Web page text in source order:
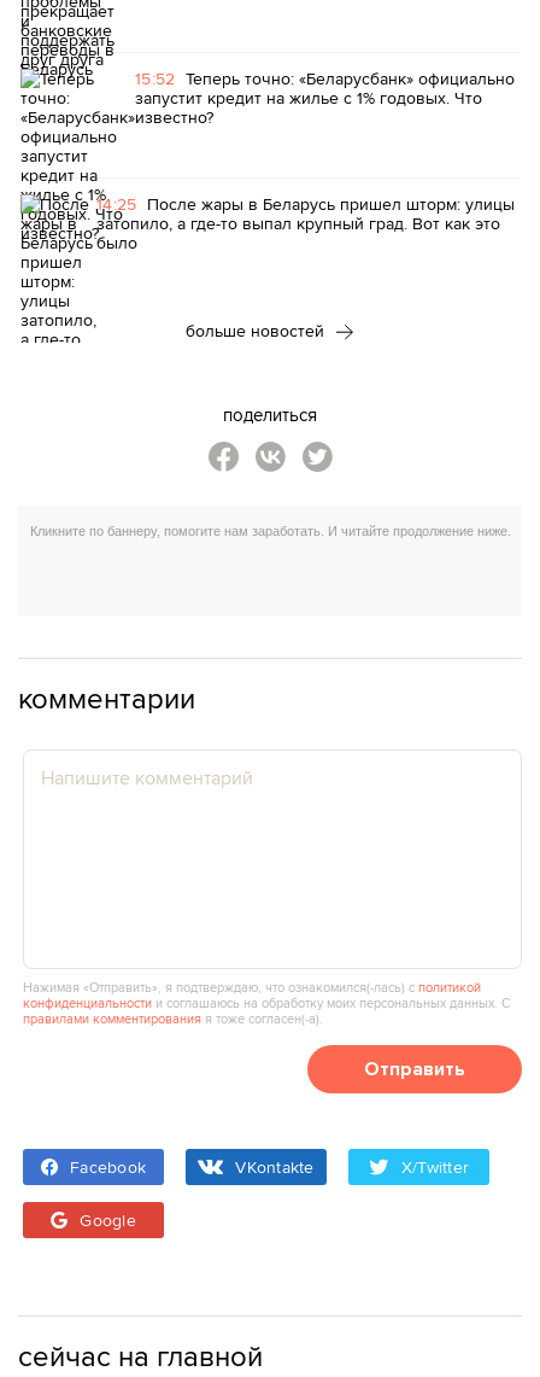
15:52 Теперь точно: «Беларусбанк» официально
запустит кредит на жилье с 1% годовых. Что
известно?
14:25 После жары в Беларусь пришел шторм: улицы
затопило, а где-то выпал крупный град. Вот как это
было
больше новостей
поделиться
комментарии
Нажимая «Отправить», я подтверждаю, что ознакомился(‑лась) сполитикой
конфиденциальности и соглашаюсь на обработку моих персональных данных. С
правилами комментирования я тоже согласен(‑а).
Отправить
Facebook VKontakte X/Twitter
Google
сейчас на главной